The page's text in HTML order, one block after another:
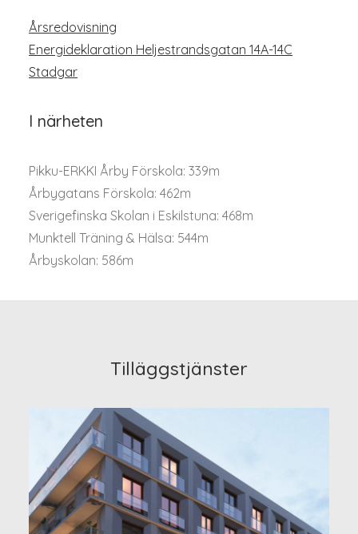
Årsredovisning
Energideklaration Heljestrandsgatan 14A-14C
Stadgar
I närheten
Pikku-ERKKI Årby Förskola: 339m
Årbygatans Förskola: 462m
Sverigefinska Skolan i Eskilstuna: 468m
Munktell Träning & Hälsa: 544m
Årbyskolan: 586m
Tilläggstjänster